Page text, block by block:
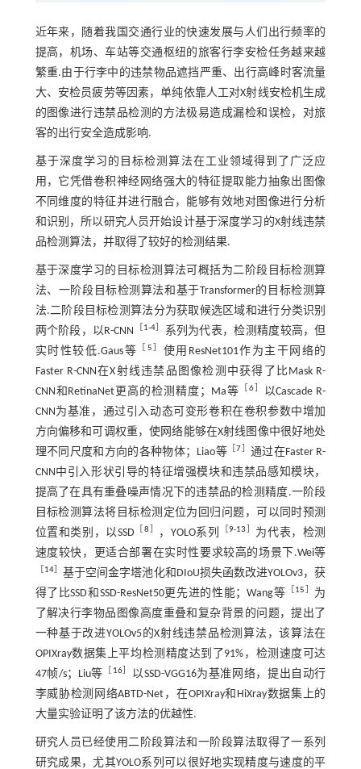
近年来，随着我国交通行业的快速发展与人们出行频率的
提高，机场、车站等交通枢纽的旅客行李安检任务越来越
繁重.由于行李中的违禁物品遮挡严重、出行高峰时客流量
大、安检员疲劳等因素，单纯依靠人工对X射线安检机生成
的图像进行违禁品检测的方法极易造成漏检和误检，对旅
客的出行安全造成影响.
基于深度学习的目标检测算法在工业领域得到了广泛应
用，它凭借卷积神经网络强大的特征提取能力抽象出图像
不同维度的特征并进行融合，能够有效地对图像进行分析
和识别，所以研究人员开始设计基于深度学习的X射线违禁
品检测算法，并取得了较好的检测结果.
基于深度学习的目标检测算法可概括为二阶段目标检测算
法、一阶段目标检测算法和基于Transformer的目标检测算
法.二阶段目标检测算法分为获取候选区域和进行分类识别
两个阶段，以R-CNN
1-4］
系列为代表，检测精度较高，但
实时性较低.Gaus等
5
使用ResNet101作为主干网络的
Faster R-CNN在X射线违禁品图像检测中获得了比Mask R-
CNN和RetinaNet更高的检测精度；Ma等
6］
以Cascade R-
CNN为基准，通过引入动态可变形卷积在卷积参数中增加
方向偏移和可调权重，使网络能够在X射线图像中很好地处
理不同尺度和方向的各种物体；Liao等［7
通过在Faster R-
CNN中引入形状引导的特征增强模块和违禁品感知模块，
提高了在具有重叠噪声情况下的违禁品的检测精度.一阶段
目标检测算法将目标检测定位为回归问题，可以同时预测
位置和类别，以SSD
8 ，YOLO系列 ［9-13
为代表，检测
速度较快，更适合部署在实时性要求较高的场景下.Wei等
14］ 基于空间金字塔池化和DIoU损失函数改进YOLOv3，获
得了比SSD和SSD-ResNet50更先进的性能；Wang等
15
为
了解决行李物品图像高度重叠和复杂背景的问题，提出了
一种基于改进YOLOv5的X射线违禁品检测算法，该算法在
OPIXray数据集上平均检测精度达到了91%，检测速度可达
47帧/s；Liu等
16］ 以SSD-VGG16为基准网络，提出自动行
李威胁检测网络ABTD-Net，在OPIXray和HiXray数据集上的
大量实验证明了该方法的优越性.
研究人员已经使用二阶段算法和一阶段算法取得了一系列
研究成果，尤其YOLO系列可以很好地实现精度与速度的平